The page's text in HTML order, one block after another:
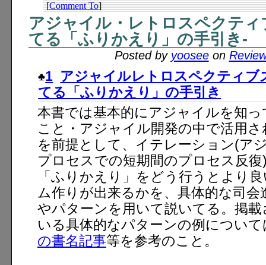
[Comment To]
アジャイル・レトロスペクテ
てる「ふりかえり」の手引き-
Posted by yooseeon
1 アジャイルレトロスペクティ
てる「ふりかえり」の手引き
本書では基本的にアジャイルを知っ
こと・アジャイル開発の中で活用さ
を前提として、イテレーション(ア
プロセスでの短期間のプロセス反復
「ふりかえり」をどう行うとより
ム作りが出来るかを、具体的な司会
やパターンを用いて説いてる。掲載
いる具体的なパターンの例について
の書名記事等を参考のこと。